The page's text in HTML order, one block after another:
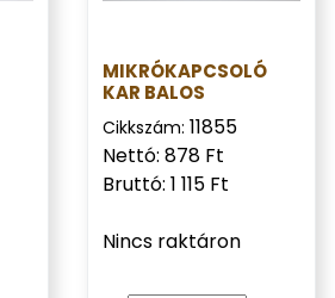
MIKRÓKAPCSOLÓ
KAR BALOS
Cikkszám: 11855
Nettó: 878 Ft
Bruttó: 1 115 Ft
Nincs raktáron